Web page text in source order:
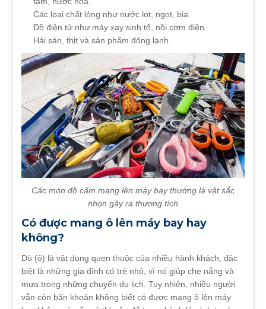
Các loại chất lỏng như nước lọt, ngọt, bia.
Đồ điện tử như máy xay sinh tố, nồi cơm điện.
Hải sản, thịt và sản phẩm đông lạnh.
Các món đồ cấm mang lên máy bay thường là vật sắc
nhọn gây ra thương tích
Có được mang ô lên máy bay hay
không?
Dù (ô) là vật dụng quen thuộc của nhiều hành khách, đặc
biệt là những gia đình có trẻ nhỏ, vì nó giúp che nắng và
mưa trong những chuyến du lịch. Tuy nhiên, nhiều người
vẫn còn băn khoăn không biết có được mang ô lên máy